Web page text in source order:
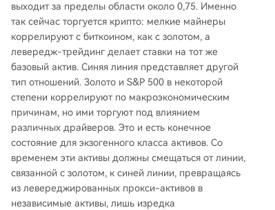
выходит за пределы области около 0,75. Именно
так сейчас торгуется крипто: мелкие майнеры
коррелируют с биткоином, как с золотом, а
левередж-трейдинг делает ставки на тот же
базовый актив. Синяя линия представляет другой
тип отношений. Золото и S&P 500 в некоторой
степени коррелируют по макроэкономическим
причинам, но ими торгуют под влиянием
различных драйверов. Это и есть конечное
состояние для экзогенного класса активов. Со
временем эти активы должны смещаться от линии,
связанной с золотом, к синей линии, превращаясь
из левереджированных прокси-активов в
независимые активы, лишь изредка